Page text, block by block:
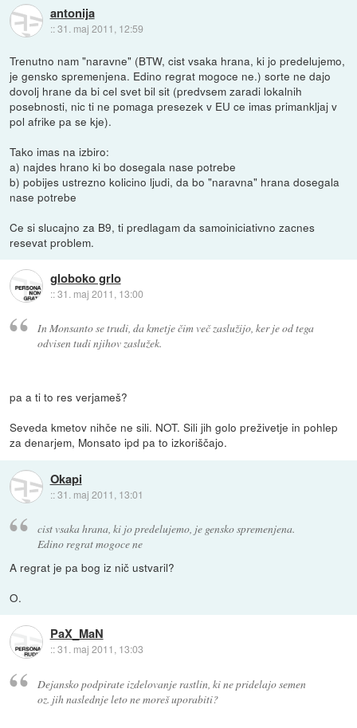
antonija
::31. maj 2011, 12:59
Trenutno nam "naravne" (BTW, cist vsaka hrana, ki jo predelujemo,
je gensko spremenjena. Edino regrat mogoce ne.) sorte ne dajo
dovolj hrane da bi cel svet bil sit (predvsem zaradi lokalnih
posebnosti, nic ti ne pomaga presezek v EU ce imas primankljaj v
pol afrike pa se kje).
Tako imas na izbiro:
a) najdes hrano ki bo dosegala nase potrebe
b) pobijes ustrezno kolicino ljudi, da bo "naravna" hrana dosegala
nase potrebe
Ce si slucajno za B9, ti predlagam da samoiniciativno zacnes
resevat problem.
globoko grlo
::31. maj 2011, 13:00
In Monsanto se trudi, da kmetje čim več zaslužijo, ker je od tega
odvisen tudi njihov zaslužek.
pa a ti to res verjameš?
Seveda kmetov nihče ne sili. NOT. Sili jih golo preživetje in pohlep
za denarjem, Monsato ipd pa to izkoriščajo.
Okapi
::31. maj 2011, 13:01
cist vsaka hrana, ki jo predelujemo, je gensko spremenjena.
Edino regrat mogoce ne
A regrat je pa bog iz nič ustvaril?
O.
PaX_MaN
::31. maj 2011, 13:03
Dejansko podpirate izdelovanje rastlin, ki ne pridelajo semen
oz. jih naslednje leto ne moreš uporabiti?